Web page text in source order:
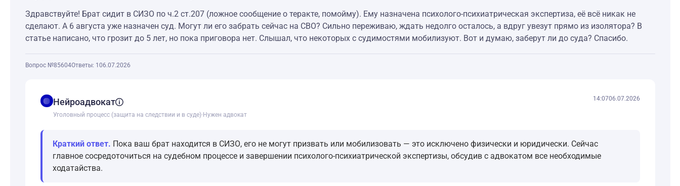
Здравствуйте! Брат сидит в СИЗО по ч.2 ст.207 (ложное сообщение о теракте, помойму). Ему назначена психолого-психиатрическая экспертиза, её всё никак не
сделают. А 6 августа уже назначен суд. Могут ли его забрать сейчас на СВО? Сильно переживаю, ждать недолго осталось, а вдруг увезут прямо из изолятора? В
статье написано, что грозит до 5 лет, но пока приговора нет. Слышал, что некоторых с судимостями мобилизуют. Вот и думаю, заберут ли до суда? Спасибо.
Вопрос №85604Ответы: 1 06.07.2026
balanceНейроадвокат
Уголовный процесс (защита на следствии и в суде)· Нужен адвокат
14:0706.07.2026
Краткий ответ. Пока ваш брат находится в СИЗО, его не могут призвать или мобилизовать — это исключено физически и юридически. Сейчас
главное сосредоточиться на судебном процессе и завершении психолого-психиатрической экспертизы, обсудив с адвокатом все необходимые
ходатайства.